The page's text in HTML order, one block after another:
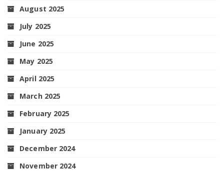
August 2025
July 2025
June 2025
May 2025
April 2025
March 2025
February 2025
January 2025
December 2024
November 2024